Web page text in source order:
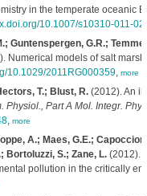
in the temperate oceanic
10.1007/s10310-011-
Guntenspergen, G.R.;
Numerical models of salt
10.1029/2011RG000359, more
T.; Blust, R.(2012). An
Physiol., Part A Mol. Integr.
, more
A.; Maes, G.E.;
Bortoluzzi, S.; Zane, L.(2012).
pollution in the critically